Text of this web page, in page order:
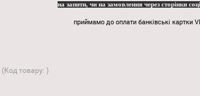
на запити, чи на замовлення через сторінки
приймамо до оплати банківські картки
(Код товару: )